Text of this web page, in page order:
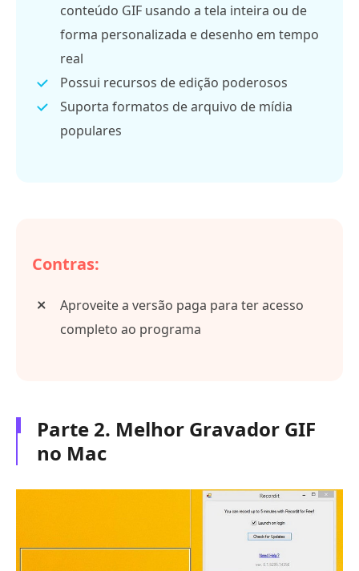
conteúdo GIF usando a tela inteira ou de
forma personalizada e desenho em tempo
real
Possui recursos de edição poderosos
Suporta formatos de arquivo de mídia
populares
Contras:
Aproveite a versão paga para ter acesso
completo ao programa
Parte 2. Melhor Gravador GIF
no Mac